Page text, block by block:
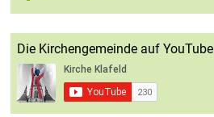
Die Kirchengemeinde auf YouTube